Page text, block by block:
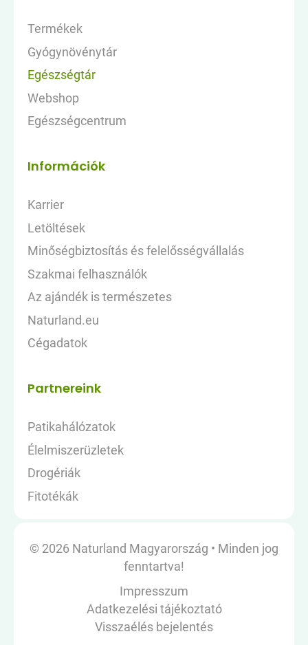
Termékek
Gyógynövénytár
Egészségtár
Webshop
Egészségcentrum
Információk
Karrier
Letöltések
Minőségbiztosítás és felelősségvállalás
Szakmai felhasználók
Az ajándék is természetes
Naturland.eu
Cégadatok
Partnereink
Patikahálózatok
Élelmiszerüzletek
Drogériák
Fitotékák
© 2026 Naturland Magyarország • Minden jog
fenntartva!
Impresszum
Adatkezelési tájékoztató
Visszaélés bejelentés